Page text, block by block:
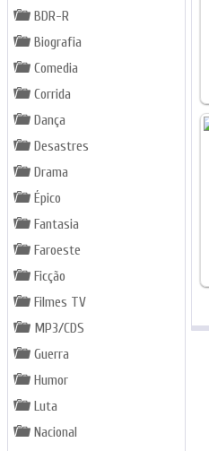
BDR-R
Biografia
Comedia
Corrida
Dança
Desastres
Drama
Épico
Fantasia
Faroeste
Ficção
Filmes TV
MP3/CDS
Guerra
Humor
Luta
Nacional